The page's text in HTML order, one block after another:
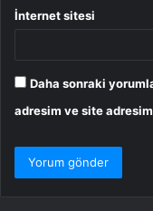
İnternet sitesi
Daha sonraki
adresim ve site